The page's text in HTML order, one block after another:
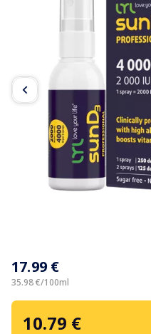
17.99 €
35.98 €/100ml
10.79 €